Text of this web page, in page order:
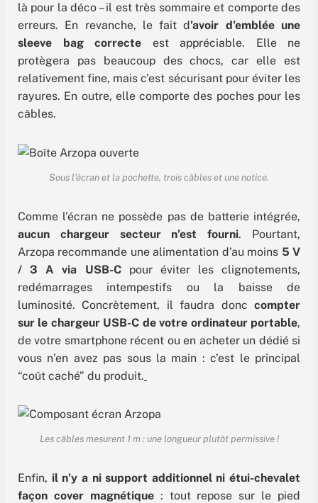
là pour la déco – il est très sommaire et comporte des
erreurs. En revanche, le fait d’avoir d’emblée une
sleeve bag correcte est appréciable. Elle ne
protègera pas beaucoup des chocs, car elle est
relativement fine, mais c’est sécurisant pour éviter les
rayures. En outre, elle comporte des poches pour les
câbles.
Sous l’écran et la pochette, trois câbles et une notice.
Comme l’écran ne possède pas de batterie intégrée,
aucun chargeur secteur n’est fourni. Pourtant,
Arzopa recommande une alimentation d’au moins 5 V
/ 3 A via USB-Cpour éviter les clignotements,
redémarrages intempestifs ou la baisse de
luminosité. Concrètement, il faudra donc compter
sur le chargeur USB-C de votre ordinateur portable,
de votre smartphone récent ou en acheter un dédié si
vous n’en avez pas sous la main : c’est le principal
“coût caché” du produit.
Les câbles mesurent 1 m : une longueur plutôt permissive !
Enfin, il n’y a ni support additionnel ni étui-chevalet
façon cover magnétique : tout repose sur le pied